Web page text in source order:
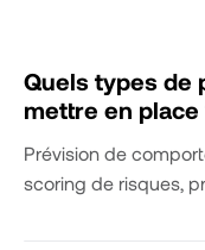
Quels types de
mettre en place
Prévision de
scoring de risques,